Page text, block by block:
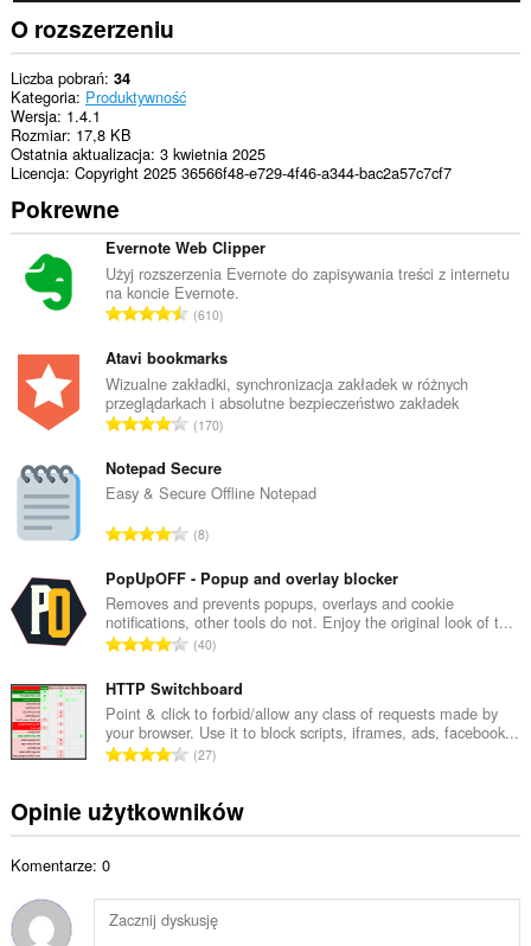
O rozszerzeniu
Liczba pobrań 34
Kategoria Produktywność
Wersja 1.4.1
Rozmiar 17,8 KB
Ostatnia aktualizacja 3 kwietnia 2025
Licencja Copyright 2025 36566f48-e729-4f46-a344-bac2a57c7cf7
Pokrewne
Evernote Web Clipper
Użyj rozszerzenia Evernote do zapisywania treści z internetu
na koncie Evernote.
C
ł
k
o
w
t
a
l
c
z
b
a
c
e
n
:
610
Atavi bookmarks
Wizualne zakładki, synchronizacja zakładek w różnych
przeglądarkach i absolutne bezpieczeństwo zakładek
C
ł
k
w
t
a
l
c
z
b
a
c
e
170
Notepad Secure
Easy & Secure Offline Notepad
C
ł
k
o
w
t
a
l
z
b
c
e
8
PopUpOFF - Popup and overlay blocker
Removes and prevents popups, overlays and cookie
notifications, other tools do not. Enjoy the original look of t...
C
ł
k
o
w
t
a
c
z
40
HTTP Switchboard
Point & click to forbid/allow any class of requests made by
your browser. Use it to block scripts, iframes, ads, facebook...
C
k
i
t
27
Opinie użytkowników
Komentarze: 0